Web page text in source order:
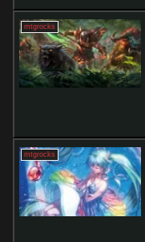
mtgrocks
mtgrocks